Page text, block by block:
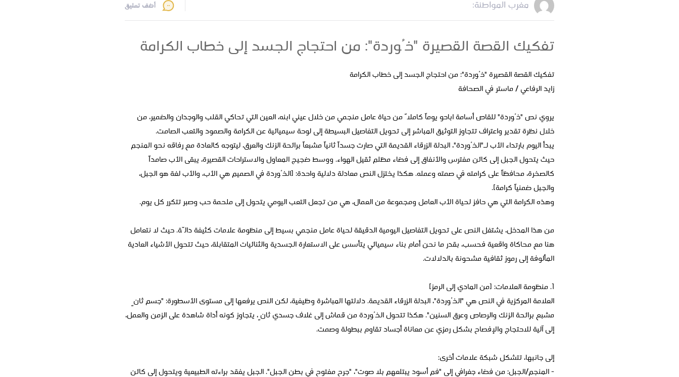
مغرب المواطنة: أضف تعليق
تفكيك القصة القصيرة "خُوردة": من احتجاج الجسد إلى خطاب الكرامة
تفكيك القصة القصيرة "خُوردة": من احتجاج الجسد إلى خطاب الكرامة
زايد الرفاعي / ماستر في الصحافة
يروي نص "خُوردة" للقاص أسامة اباحو يوماً كاملاً من حياة عامل منجمي من خلال عيني ابنه، العين التي تحاكي القلب والوجدان والضمير، من
خلال نظرة تقدير واعتراف تتجاوز التوثيق المباشر إلى تحويل التفاصيل البسيطة إلى لوحة سيميائية عن الكرامة والصمود والتعب الصامت.
يبدأ اليوم بارتداء الأب لـ"الخُوردة"، البدلة الزرقاء القديمة التي صارت جسداً ثانياً مشبعاً برائحة الزنك والعرق، ليتوجه كالعادة مع رفاقه نحو المنجم
حيث يتحول الجبل إلى كائن مفترس والأنفاق إلى فضاء مظلم ثقيل الهواء. ووسط ضجيج المعاول والاستراحات القصيرة، يبقى الأب صامداً
كالصخرة، محافظاً على كرامته في صمته وعمله. هكذا يختزل النص معادلة دلالية واحدة: [الخُوردة في الصميم هي الأب، والأب لغة هو الجبل،
والجبل ضمنياً كرامة].
وهذه الكرامة التي هي حافز لحياة الأب العامل ومجموعة من العمال، هي من تجعل التعب اليومي يتحول إلى ملحمة حب وصبر تتكرر كل يوم.
من هذا المدخل، يشتغل النص على تحويل التفاصيل اليومية الدقيقة لحياة عامل منجمي بسيط إلى منظومة علامات كثيفة دالّة. حيث لا نتعامل
هنا مع محاكاة واقعية فحسب، بقدر ما نحن أمام بناء سيميائي يتأسس على الاستعارة الجسدية والثنائيات المتقابلة، حيث تتحول الأشياء العادية
المألوفة إلى رموز ثقافية مشحونة بالدلالات.
1. منظومة العلامات: [من المادي إلى الرمز]
العلامة المركزية في النص هي "الخُوردة"، البدلة الزرقاء القديمة. دلالتها المباشرة وظيفية، لكن النص يرفعها إلى مستوى الأسطورة: "جسم ثانٍ
مشبع برائحة الزنك والرصاص وعرق السنين". هكذا تتحول الخُوردة من قماش إلى غلاف جسدي ثانٍ، يتجاوز كونه أداة شاهدة على الزمن والعمل،
إلى آلية للاحتجاج والإفصاح بشكل رمزي عن معاناة أجساد تقاوم ببطولة وصمت.
إلى جانبها، تتشكل شبكة علامات أخرى:
- المنجم/الجبل: من فضاء جغرافي إلى "فم أسود يبتلعهم بلا صوت"، "جرح مفتوح في بطن الجبل". الجبل يفقد براءته الطبيعية ويتحول إلى كائن